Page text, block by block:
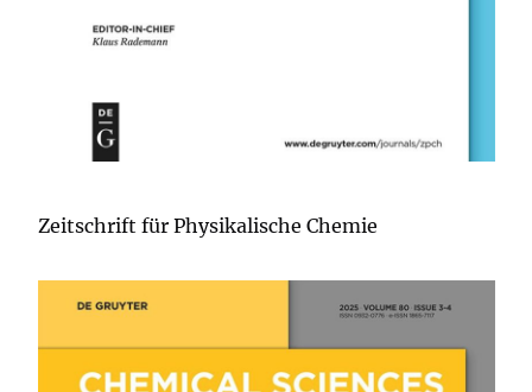
Zeitschrift für Physikalische Chemie